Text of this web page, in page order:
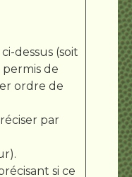
dessus (soit
de
ordre de
par
si ce